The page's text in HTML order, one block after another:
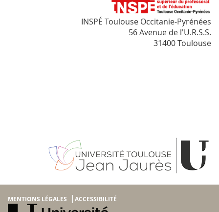
INSPÉ Toulouse Occitanie-Pyrénées
56 Avenue de l'U.R.S.S.
31400 Toulouse
MENTIONS LÉGALES ACCESSIBILITÉ